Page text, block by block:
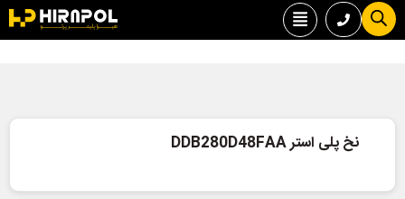
نخ پلی استر DDB280D48FAA